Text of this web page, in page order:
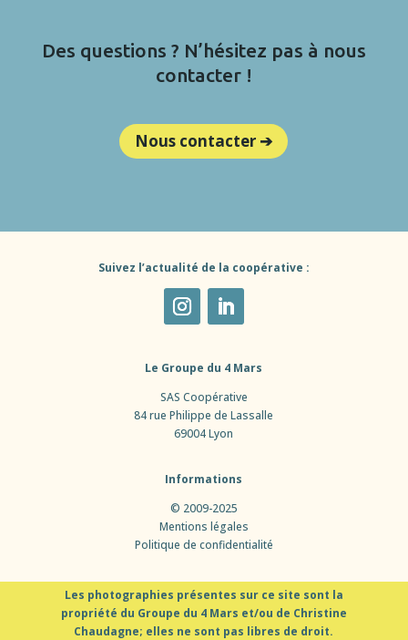
Des questions ? N’hésitez pas à nous
contacter !
Nous contacter ➔
Suivez l’actualité de la coopérative :
Le Groupe du 4 Mars
SAS Coopérative
84 rue Philippe de Lassalle
69004 Lyon
Informations
© 2009-2025
Mentions légales
Politique de confidentialité
Les photographies présentes sur ce site sont la
propriété du Groupe du 4 Mars et/ou de Christine
Chaudagne; elles ne sont pas libres de droit.